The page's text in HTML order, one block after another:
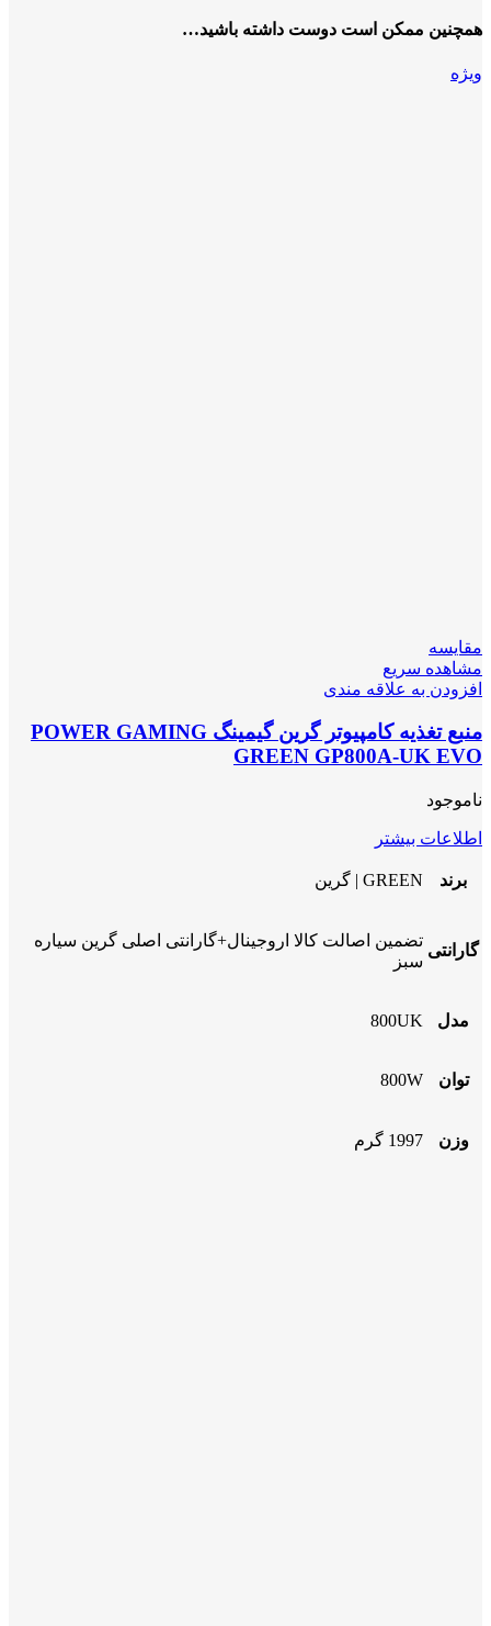
همچنین ممکن است دوست داشته باشید…
ویژه
مقایسه
مشاهده سریع
افزودن به علاقه مندی
منبع تغذیه کامپیوتر گرین گیمینگ POWER GAMING
GREEN GP800A-UK EVO
ناموجود
اطلاعات بیشتر
برند GREEN | گرین
گارانتی
تضمین اصالت کالا اروجینال+گارانتی اصلی گرین سیاره
سبز
مدل 800UK
توان 800W
وزن 1997 گرم